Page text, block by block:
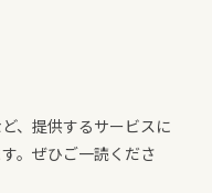
、提供するサービスに
。ぜひご一読くださ